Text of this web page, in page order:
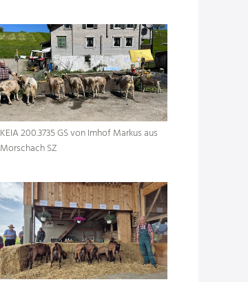
KEIA 200.3735 GS von Imhof Markus aus
Morschach SZ